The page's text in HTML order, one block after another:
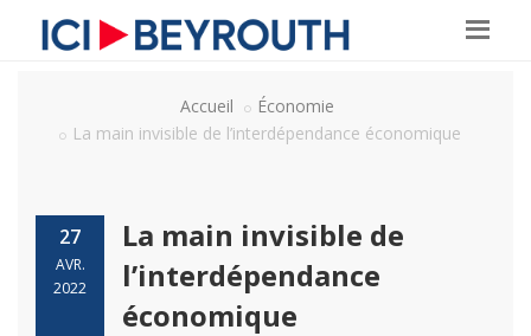
Accueil
Économie
La main invisible de l’interdépendance économique
27
AVR.
2022
La main invisible de
l’interdépendance
économique